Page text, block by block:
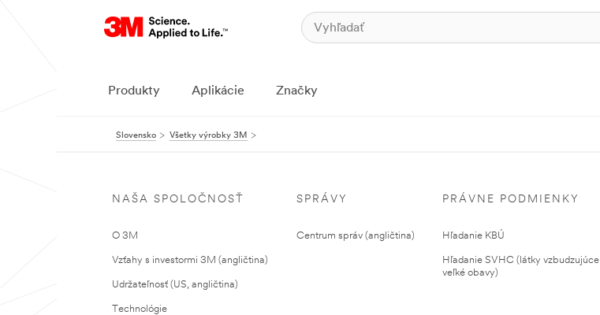
Produkty Aplikácie Značky
Slovensko Všetky výrobky 3M
NAŠA SPOLOČNOSŤ
O 3M
Vzťahy s investormi 3M (angličtina)
Udržateľnosť (US, angličtina)
Technológie
SPRÁVY
Centrum správ (angličtina)
PRÁVNE PODMIENKY
Hľadanie KBÚ
Hľadanie SVHC (látky vzbudzujúce
veľké obavy)